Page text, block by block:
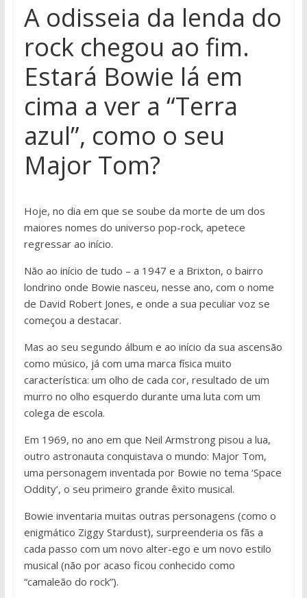
A odisseia da lenda do
rock chegou ao fim.
Estará Bowie lá em
cima a ver a “Terra
azul”, como o seu
Major Tom?
Hoje, no dia em que se soube da morte de um dos
maiores nomes do universo pop-rock, apetece
regressar ao início.
Não ao início de tudo – a 1947 e a Brixton, o bairro
londrino onde Bowie nasceu, nesse ano, com o nome
de David Robert Jones, e onde a sua peculiar voz se
começou a destacar.
Mas ao seu segundo álbum e ao início da sua ascensão
como músico, já com uma marca física muito
característica: um olho de cada cor, resultado de um
murro no olho esquerdo durante uma luta com um
colega de escola.
Em 1969, no ano em que Neil Armstrong pisou a lua,
outro astronauta conquistava o mundo: Major Tom,
uma personagem inventada por Bowie no tema ‘Space
Oddity’, o seu primeiro grande êxito musical.
Bowie inventaria muitas outras personagens (como o
enigmático Ziggy Stardust), surpreenderia os fãs a
cada passo com um novo alter-ego e um novo estilo
musical (não por acaso ficou conhecido como
“camaleão do rock”).